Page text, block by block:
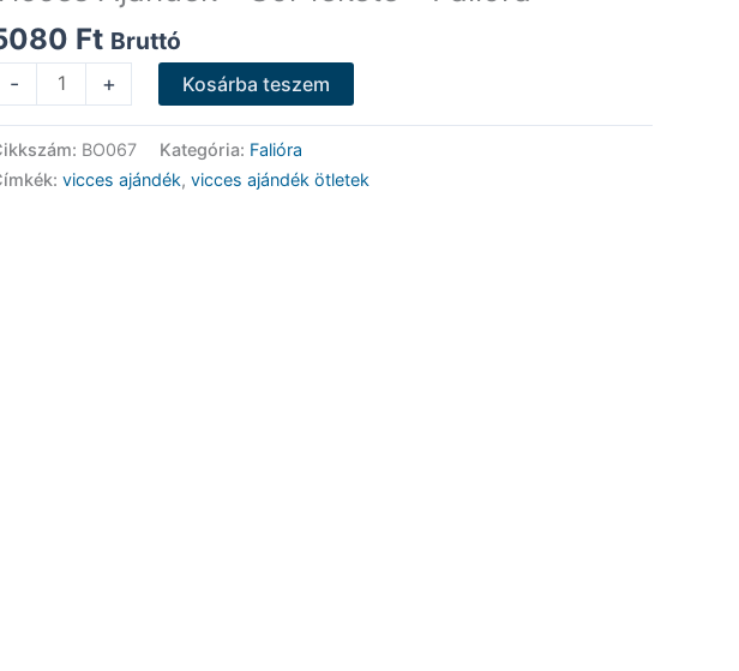
Ft Bruttó
- + Kosárba teszem
BO067 Kategória: Falióra
vicces ajándék, vicces ajándék ötletek